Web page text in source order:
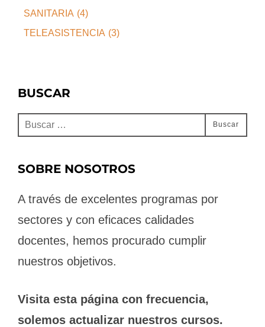
SANITARIA (4)
TELEASISTENCIA (3)
BUSCAR
Buscar: Buscar
SOBRE NOSOTROS
A través de excelentes programas por
sectores y con eficaces calidades
docentes, hemos procurado cumplir
nuestros objetivos.
Visita esta página con frecuencia,
solemos actualizar nuestros cursos.